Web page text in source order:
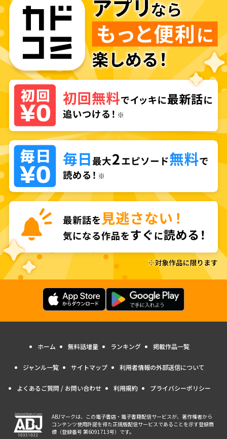
ホーム 無料話増量 ランキング 掲載作品一覧
ジャンル一覧 サイトマップ 利用者情報の外部送信について
よくあるご質問 / お問い合わせ 利用規約 プライバシーポリシー
ABJマークは、この電子書店・電子書籍配信サービスが、著作権者から
コンテンツ使用許諾を得た正規版配信サービスであることを示す登録商
標（登録番号 第6091713号）です。